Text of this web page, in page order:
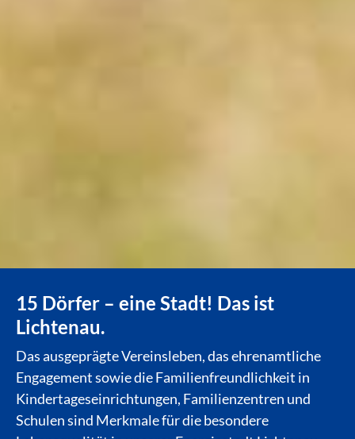
15 Dörfer – eine Stadt! Das ist
Lichtenau.
Das ausgeprägte Vereinsleben, das ehrenamtliche
Engagement sowie die Familienfreundlichkeit in
Kindertageseinrichtungen, Familienzentren und
Schulen sind Merkmale für die besondere